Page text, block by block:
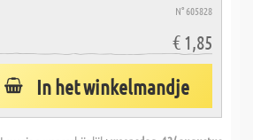
N° 605828
€ 1,85
In het winkelmandje